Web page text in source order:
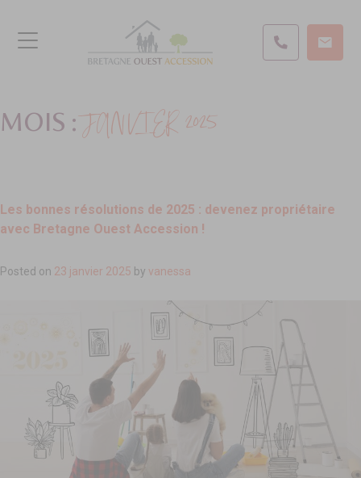
MOIS :JANVIER 2025
Les bonnes résolutions de 2025 : devenez propriétaire
avec Bretagne Ouest Accession !
Posted on 23 janvier 2025 by vanessa